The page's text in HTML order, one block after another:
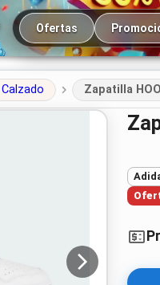
Navegación principal
Ofertas
Calzado Zapatilla